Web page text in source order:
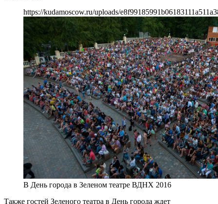
https://kudamoscow.ru/uploads/
В День города в Зеленом театре ВДНХ 2016
Также гостей Зеленого театра в День города ждет